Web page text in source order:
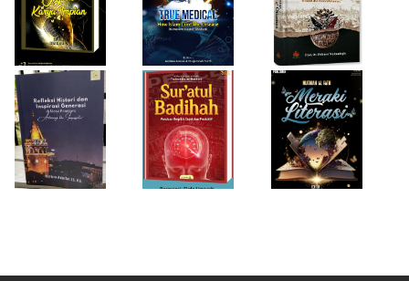
Generasi di Masa
Pandemi
“Achieving the
Impossible”
Panduan Berpikir
Cepat dan
Produktif
Rempaka
Literasiku